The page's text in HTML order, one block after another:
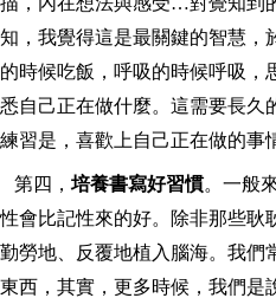
知，我覺得這是最關鍵的智慧，
的時候吃飯，呼吸的時候呼吸，
悉自己正在做什麼。這需要長久
練習是，喜歡上自己正在做的事
第四， 培養書寫好習慣。一般
性會比記性來的好。除非那些耿
勤勞地、反覆地植入腦海。我們
東西，其實，更多時候，我們是